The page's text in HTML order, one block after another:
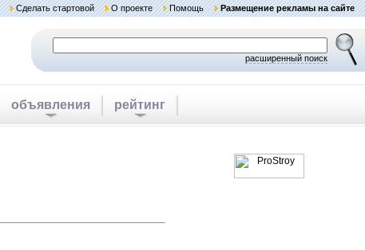
Сделать стартовой О проекте Помощь Размещение рекламы на сайте
расширенный поиск
объявления рейтинг